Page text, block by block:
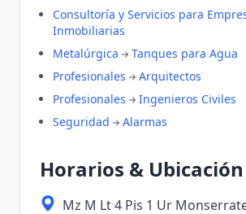
Consultoría y Servicios para
Inmobiliarias
Metalúrgica
Tanques para Agua
Profesionales
Arquitectos
Profesionales
Ingenieros Civiles
Seguridad
Alarmas
Horarios & Ubicación
Mz M Lt 4 Pis 1 Ur